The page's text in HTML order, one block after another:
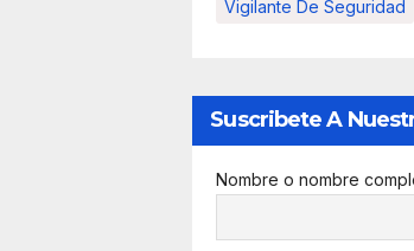
Vigilante De Seguridad
Suscribete A
Nombre o nombre